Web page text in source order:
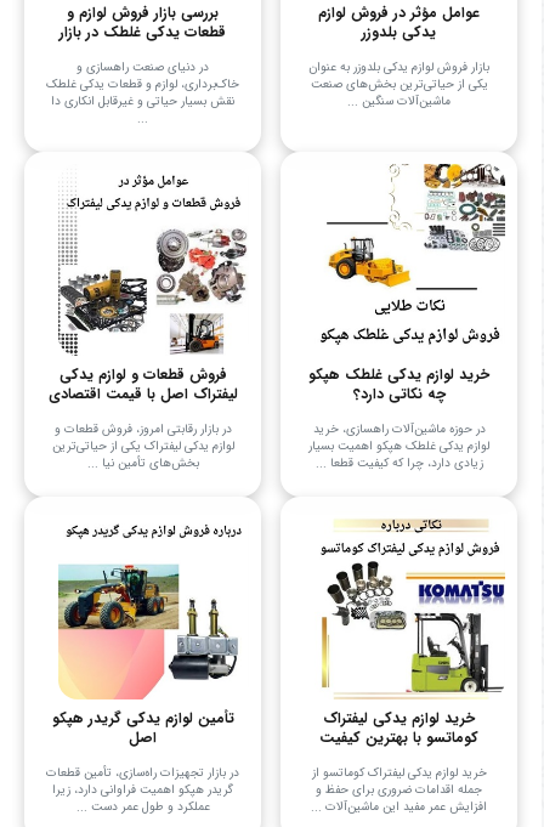
عوامل مؤثر در فروش لوازم
یدکی بلدوزر
بازار فروش لوازم یدکی بلدوزر به عنوان
یکی از حیاتی‌ترین بخش‌های صنعت
ماشین‌آلات سنگین ...
بررسی بازار فروش لوازم و
قطعات یدکی غلطک در بازار
در دنیای صنعت راهسازی و
خاک‌برداری، لوازم و قطعات یدکی غلطک
نقش بسیار حیاتی و غیرقابل انکاری دا
...
خرید لوازم یدکی غلطک هپکو
چه نکاتی دارد؟
در حوزه ماشین‌آلات راهسازی، خرید
لوازم یدکی غلطک هپکو اهمیت بسیار
زیادی دارد، چرا که کیفیت قطعا ...
فروش قطعات و لوازم یدکی
لیفتراک اصل با قیمت اقتصادی
در بازار رقابتی امروز، فروش قطعات و
لوازم یدکی لیفتراک یکی از حیاتی‌ترین
بخش‌های تأمین نیا ...
خرید لوازم یدکی لیفتراک
کوماتسو با بهترین کیفیت
خرید لوازم یدکی لیفتراک کوماتسو از
جمله اقدامات ضروری برای حفظ و
افزایش عمر مفید این ماشین‌آلات ...
تأمین لوازم یدکی گریدر هپکو
اصل
در بازار تجهیزات راه‌سازی، تأمین قطعات
گریدر هپکو اهمیت فراوانی دارد، زیرا
عملکرد و طول عمر دست ...